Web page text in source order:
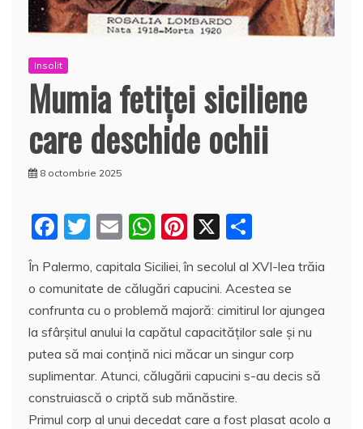
Insolit
Mumia fetiţei siciliene
care deschide ochii
8 octombrie 2025
F
c
e
b
o
o
k
T
itt
er
E
ai
l
W
at
s
A
p
p
Pi
er
e
st
X
rt
aj
e
a
z
ă
În Palermo, capitala Siciliei, în secolul al XVI-lea trăia
o comunitate de călugări capucini. Acestea se
confrunta cu o problemă majoră: cimitirul lor ajungea
la sfârșitul anului la capătul capacităților sale și nu
putea să mai conțină nici măcar un singur corp
suplimentar. Atunci, călugării capucini s-au decis să
construiască o criptă sub mănăstire.
Primul corp al unui decedat care a fost plasat acolo a